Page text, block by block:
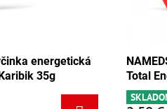
NAMEDSPORT Tyčinka
Total Energy mix Karibik 35g